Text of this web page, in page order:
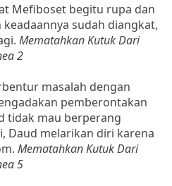
Mefiboset begitu rupa dan
sudah diangkat,
Mematahkan Kutuk Dari
2
masalah dengan
pemberontakan
tidak mau berperang
Daud melarikan diri karena
Mematahkan Kutuk Dari
5